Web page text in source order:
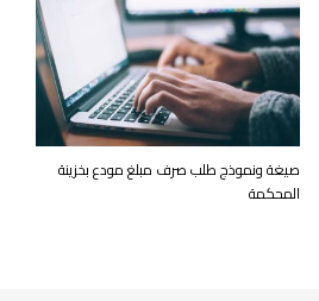
صيغة ونموذج طلب صرف مبلغ مودع بخزينة
المحكمة